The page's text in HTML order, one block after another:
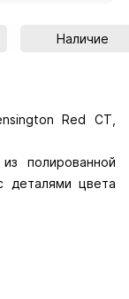
Наличие
Red CT,
полированной
деталями цвета